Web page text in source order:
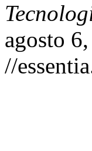
agosto
//